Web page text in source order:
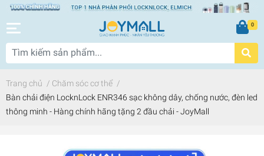
0
Trang chủ / Chăm sóc cơ thể /
Bàn chải điện LocknLock ENR346 sạc không dây, chống nước, đèn led
thông minh - Hàng chính hãng tặng 2 đầu chải - JoyMall